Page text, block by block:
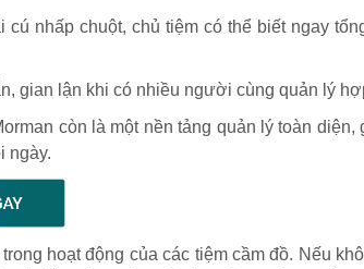
nhấp chuột, chủ tiệm có thể biết ngay
gian lận khi có nhiều người cùng quản lý
còn là một nền tảng quản lý toàn diện,
ngày.
hoạt động của các tiệm cầm đồ. Nếu